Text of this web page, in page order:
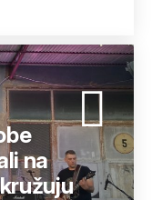
na